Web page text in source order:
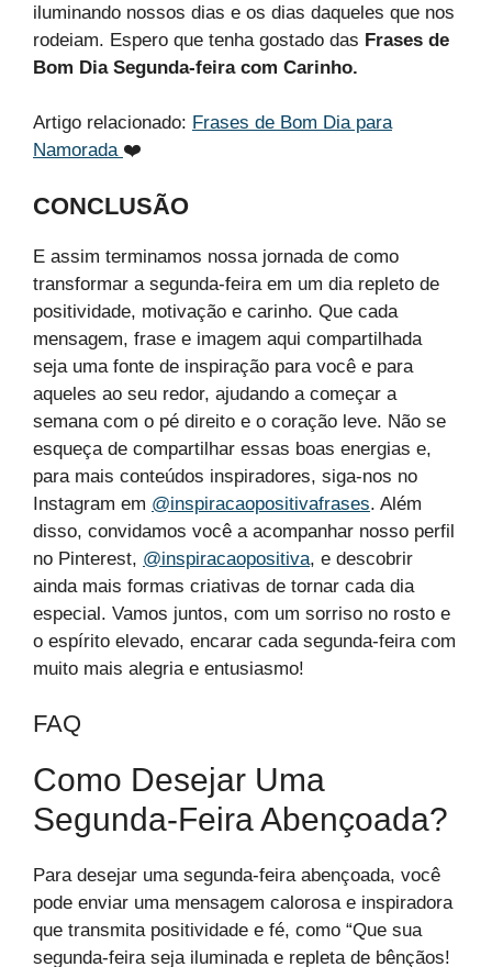
iluminando nossos dias e os dias daqueles que nos
rodeiam. Espero que tenha gostado das Frases de
Bom Dia Segunda-feira com Carinho.
Artigo relacionado: Frases de Bom Dia para
Namorada ❤️
CONCLUSÃO
E assim terminamos nossa jornada de como
transformar a segunda-feira em um dia repleto de
positividade, motivação e carinho. Que cada
mensagem, frase e imagem aqui compartilhada
seja uma fonte de inspiração para você e para
aqueles ao seu redor, ajudando a começar a
semana com o pé direito e o coração leve. Não se
esqueça de compartilhar essas boas energias e,
para mais conteúdos inspiradores, siga-nos no
Instagram em @inspiracaopositivafrases. Além
disso, convidamos você a acompanhar nosso perfil
no Pinterest, @inspiracaopositiva, e descobrir
ainda mais formas criativas de tornar cada dia
especial. Vamos juntos, com um sorriso no rosto e
o espírito elevado, encarar cada segunda-feira com
muito mais alegria e entusiasmo!
FAQ
Como Desejar Uma
Segunda-Feira Abençoada?
Para desejar uma segunda-feira abençoada, você
pode enviar uma mensagem calorosa e inspiradora
que transmita positividade e fé, como “Que sua
segunda-feira seja iluminada e repleta de bênçãos!